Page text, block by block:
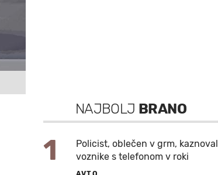
NAJBOLJ BRANO
1
Policist, oblečen v grm, kaznoval
voznike s telefonom v roki